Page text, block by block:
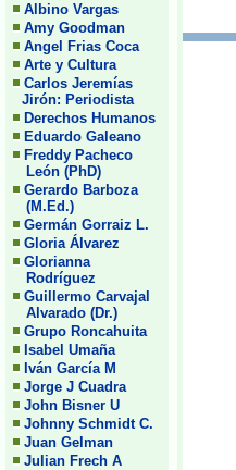
Albino Vargas
Amy Goodman
Angel Frias Coca
Arte y Cultura
Carlos Jeremías
Jirón: Periodista
Derechos Humanos
Eduardo Galeano
Freddy Pacheco
León (PhD)
Gerardo Barboza
(M.Ed.)
Germán Gorraiz L.
Gloria Álvarez
Glorianna
Rodríguez
Guillermo Carvajal
Alvarado (Dr.)
Grupo Roncahuita
Isabel Umaña
Iván García M
Jorge J Cuadra
John Bisner U
Johnny Schmidt C.
Juan Gelman
Julian Frech A